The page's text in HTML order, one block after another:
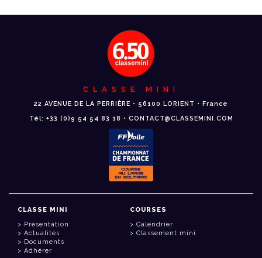
CLASSE MINI
22 AVENUE DE LA PERRIÈRE • 56100 LORIENT • France
Tél: +33 (0)9 54 54 83 18 • CONTACT@CLASSEMINI.COM
CLASSE MINI
Présentation
Actualités
Documents
Adhérer
COURSES
Calendrier
Classement mini